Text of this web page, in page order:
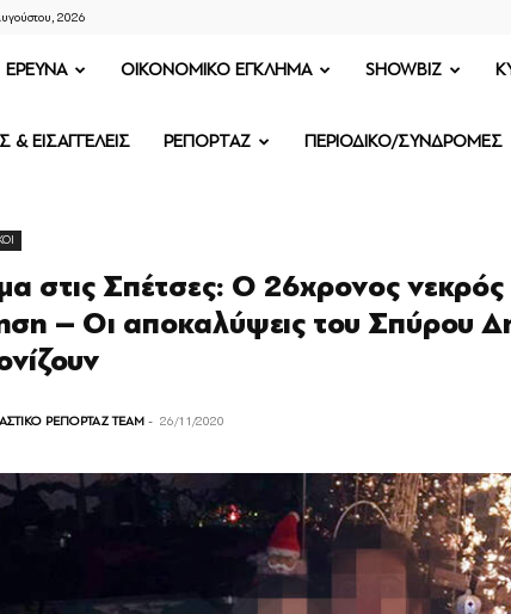
2026
ΔΙΚΑΣΤΙΚΟ
ΕΡΕΥΝΑ OIKONOMIKO ΕΓΚΛΗΜΑ SHOWBIZ
& ΕΙΣΑΓΓΕΛΕΙΣ ΡΕΠΟΡΤΑΖ ΠΕΡΙΟΔΙΚΟ/ΣΥΝΔΡΟΜΕΣ
στις Σπέτσες: O 26χρονος νεκρός
– Οι αποκαλύψεις του Σπύρου
ΡΕΠΟΡΤΑΖ TEAM - 26/11/2020